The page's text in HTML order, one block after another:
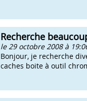
Recherche
le 29 octobre 2008 à
Bonjour, je recherche
caches boite à outil